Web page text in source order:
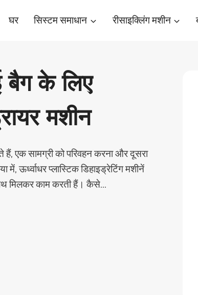
घर सिस्टम समाधान रीसाइक्लिंग मशीन
बैग के लिए
मशीन
हैं, एक सामग्री को परिवहन करना और दूसरा
ऊर्ध्वाधर प्लास्टिक डिहाइड्रेटिंग मशीनें
मिलकर काम करती हैं। कैसे…